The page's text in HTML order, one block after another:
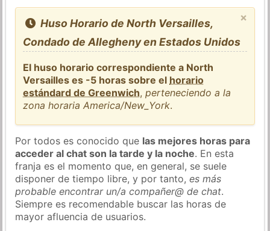
×
Huso Horario de North Versailles,
Condado de Allegheny en Estados Unidos
El huso horario correspondiente a North
Versailles es -5 horas sobre el horario
estándard de Greenwich,perteneciendo a la
zona horaria America/New_York.
Por todos es conocido que las mejores horas para
acceder al chat son la tarde y la noche. En esta
franja es el momento que, en general, se suele
disponer de tiempo libre, y por tanto,es más
probable encontrar un/a compañer@ de chat.
Siempre es recomendable buscar las horas de
mayor afluencia de usuarios.